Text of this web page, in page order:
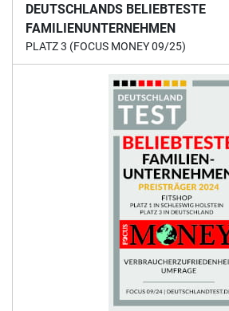
DEUTSCHLANDS BELIEBTESTE
FAMILIENUNTERNEHMEN
PLATZ 3 (FOCUS MONEY 09/25)